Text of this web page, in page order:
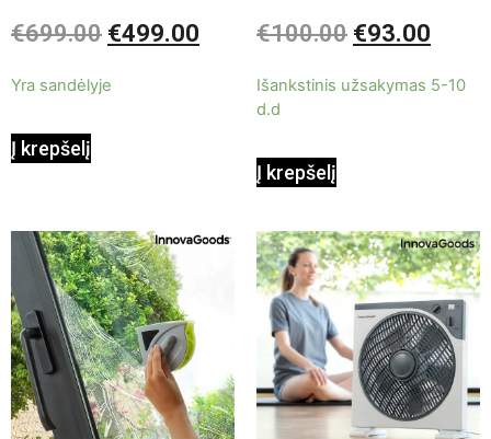
0
iš
€699.00 €499.00
Yra sandėlyje
Į krepšelį
0
iš
€100.00 €93.00
Išankstinis užsakymas 5-10
d.d
Į krepšelį